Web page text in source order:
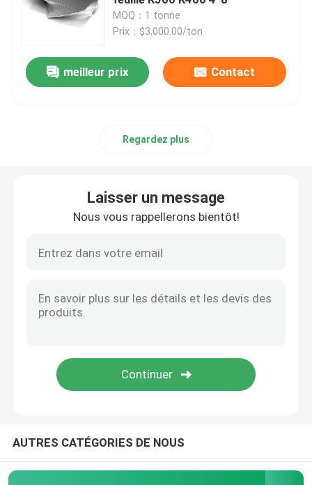
Laisser un message
Plaque en acier inoxydable
Tuyau d'acier inoxydable
Profil d'acier inoxydable
Alliage de nickel
Alliage de Hastelloy
Alliage d'Inconel
Alliage de titane
MOQ：1 tonne
Prix：$3,000.00/ton
meilleur prix Contact
Regardez plus
Laisser un message
Nous vous rappellerons bientôt!
AUTRES CATÉGORIES DE NOUS